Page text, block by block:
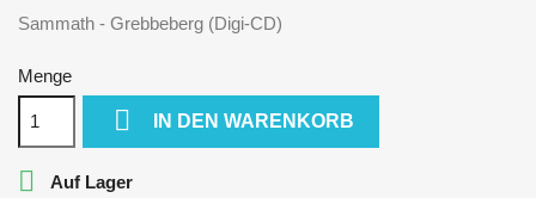
Sammath - Grebbeberg (Digi-CD)
Menge
 IN DEN WARENKORB
 Auf Lager